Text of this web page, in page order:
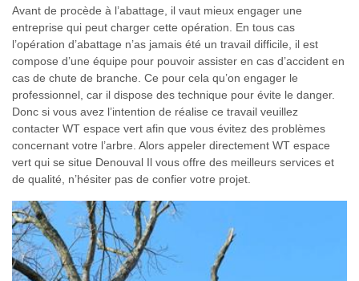
Avant de procède à l’abattage, il vaut mieux engager une
entreprise qui peut charger cette opération. En tous cas
l’opération d’abattage n’as jamais été un travail difficile, il est
compose d’une équipe pour pouvoir assister en cas d’accident en
cas de chute de branche. Ce pour cela qu’on engager le
professionnel, car il dispose des technique pour évite le danger.
Donc si vous avez l’intention de réalise ce travail veuillez
contacter WT espace vert afin que vous évitez des problèmes
concernant votre l’arbre. Alors appeler directement WT espace
vert qui se situe Denouval Il vous offre des meilleurs services et
de qualité, n’hésiter pas de confier votre projet.